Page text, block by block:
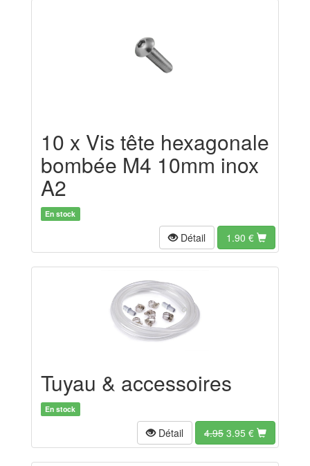
10 x Vis tête hexagonale
bombée M4 10mm inox
A2
En stock
Détail 1.90 €
Tuyau & accessoires
En stock
Détail 4.95 3.95 €